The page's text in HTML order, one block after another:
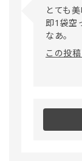
とても
即1袋空
なあ。
この投